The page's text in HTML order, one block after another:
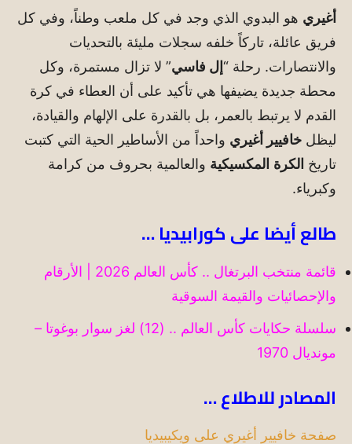
أغيري هو البدوي الذي وجد في كل ملعب وطناً، وفي كل
فريق عائلة، تاركاً خلفه سجلات مليئة بالتحديات
والانتصارات. رحلة “ إل فاسي” لا تزال مستمرة، وكل
محطة جديدة يضيفها هي تأكيد على أن العطاء في كرة
القدم لا يرتبط بالعمر، بل بالقدرة على الإلهام والقيادة،
ليظل خافيير أغيري واحداً من الأساطير الحية التي كتبت
تاريخ الكرة المكسيكية والعالمية بحروف من كرامة
وكبرياء.
طالع أيضا على كورابيديا …
قائمة منتخب البرتغال .. كأس العالم 2026 | الأرقام
والإحصائيات والقيمة السوقية
سلسلة حكايات كأس العالم .. (12) لغز سوار بوغوتا –
مونديال 1970
المصادر للاطلاع …
صفحة خافيير أغيري على ويكيبيديا